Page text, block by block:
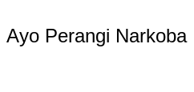
Ayo Perangi Narkoba